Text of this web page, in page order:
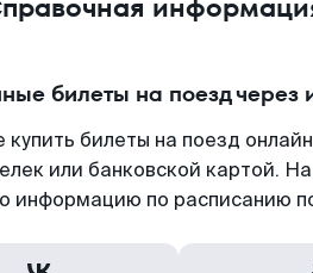
билеты на поезд через
билеты на поезд
или банковской картой.
информацию по расписанию